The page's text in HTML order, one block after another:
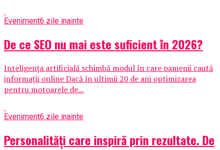
Eveniment6 zile inainte
De ce SEO nu mai este suficient în 2026?
Inteligența artificială schimbă modul în care oamenii caută
informații online Dacă în ultimii 20 de ani optimizarea
pentru motoarele de...
Eveniment6 zile inainte
Personalități care inspiră prin rezultate. De